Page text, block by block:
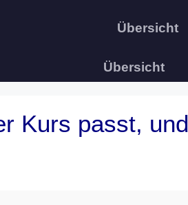
Übersicht
Übersicht
Kurs passt,